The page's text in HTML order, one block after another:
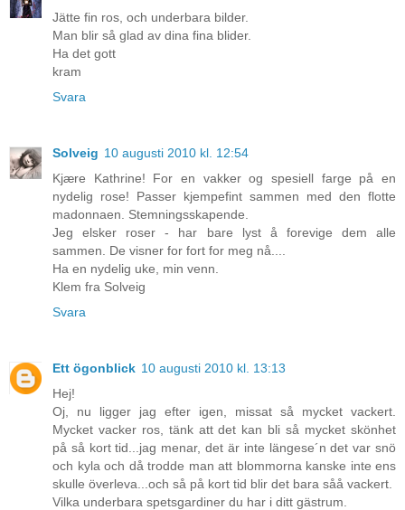
Jätte fin ros, och underbara bilder.
Man blir så glad av dina fina blider.
Ha det gott
kram
Svara
Solveig 10 augusti 2010 kl. 12:54
Kjære Kathrine! For en vakker og spesiell farge på en
nydelig rose! Passer kjempefint sammen med den flotte
madonnaen. Stemningsskapende.
Jeg elsker roser - har bare lyst å forevige dem alle
sammen. De visner for fort for meg nå....
Ha en nydelig uke, min venn.
Klem fra Solveig
Svara
Ett ögonblick 10 augusti 2010 kl. 13:13
Hej!
Oj, nu ligger jag efter igen, missat så mycket vackert.
Mycket vacker ros, tänk att det kan bli så mycket skönhet
på så kort tid...jag menar, det är inte längese´n det var snö
och kyla och då trodde man att blommorna kanske inte ens
skulle överleva...och så på kort tid blir det bara såå vackert.
Vilka underbara spetsgardiner du har i ditt gästrum.